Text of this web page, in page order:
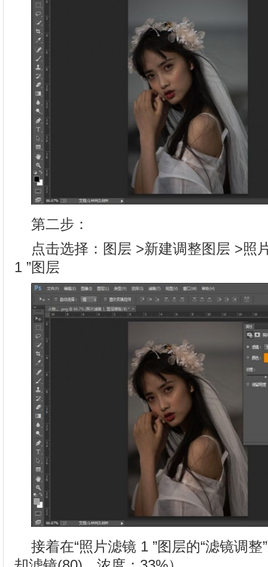
第二步：
点击选择：图层 >新建调整图层 >照
1 ”图层
接着在“照片滤镜 1 ”图层的“滤镜调